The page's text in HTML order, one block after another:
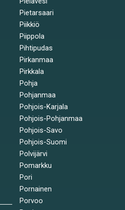
Pietarsaari
Piikkiö
Piippola
Pihtipudas
Pirkanmaa
Pirkkala
Pohja
Pohjanmaa
Pohjois-Karjala
Pohjois-Pohjanmaa
Pohjois-Savo
Pohjois-Suomi
Polvijärvi
Pomarkku
Pori
Pornainen
Porvoo